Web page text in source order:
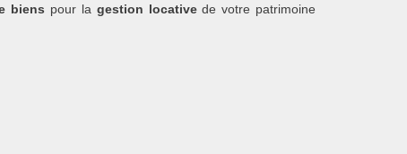
biens pour la gestion locativede votre patrimoine